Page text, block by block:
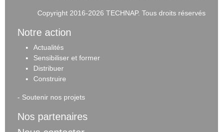
Copyright 2016-2026 TECHNAP. Tous droits réservés
Notre action
Actualités
Sensibiliser et former
Distribuer
Construire
- Soutenir nos projets
Nos partenaires